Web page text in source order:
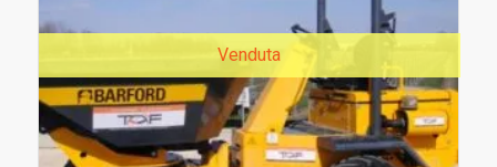
Venduta